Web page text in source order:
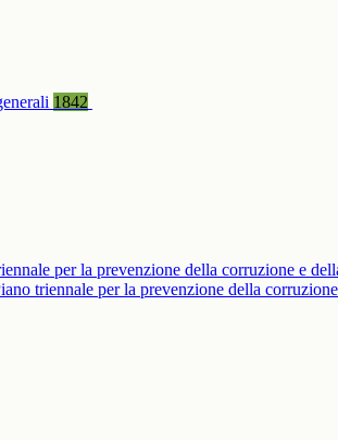
1842
per la prevenzione della corruzione e
triennale per la prevenzione della